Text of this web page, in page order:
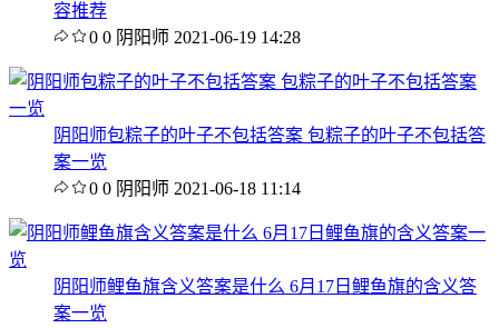
容推荐
0 0 阴阳师 2021-06-19 14:28
阴阳师包粽子的叶子不包括答案 包粽子的叶子不包括答
案一览
0 0 阴阳师 2021-06-18 11:14
阴阳师鲤鱼旗含义答案是什么 6月17日鲤鱼旗的含义答
案一览